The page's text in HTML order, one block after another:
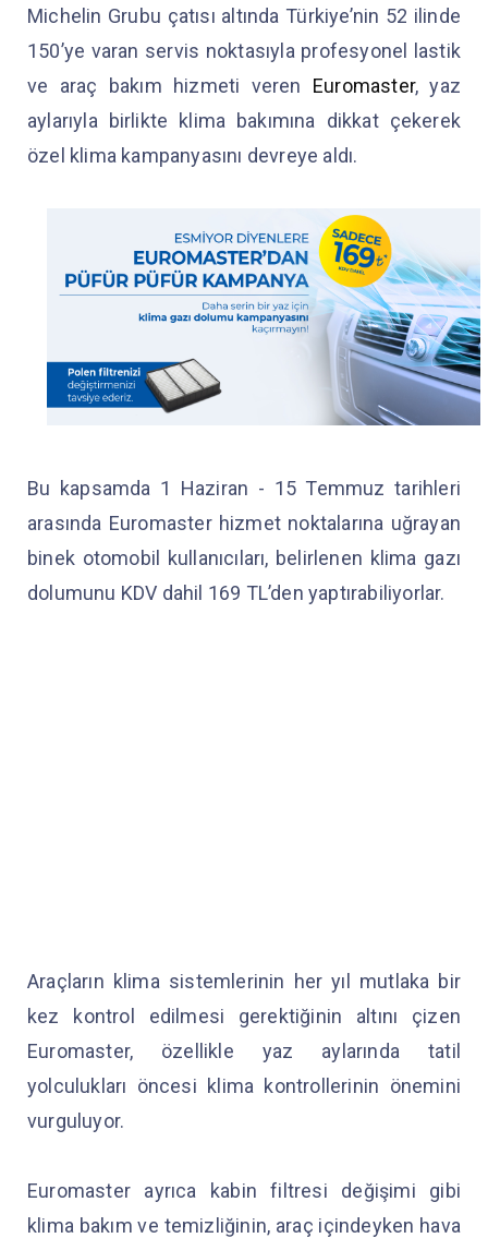
Michelin Grubu çatısı altında Türkiye’nin 52 ilinde
150’ye varan servis noktasıyla profesyonel lastik
ve araç bakım hizmeti veren Euromaster, yaz
aylarıyla birlikte klima bakımına dikkat çekerek
özel klima kampanyasını devreye aldı.
Bu kapsamda 1 Haziran - 15 Temmuz tarihleri
arasında Euromaster hizmet noktalarına uğrayan
binek otomobil kullanıcıları, belirlenen klima gazı
dolumunu KDV dahil 169 TL’den yaptırabiliyorlar.
Araçların klima sistemlerinin her yıl mutlaka bir
kez kontrol edilmesi gerektiğinin altını çizen
Euromaster, özellikle yaz aylarında tatil
yolculukları öncesi klima kontrollerinin önemini
vurguluyor.
Euromaster ayrıca kabin filtresi değişimi gibi
klima bakım ve temizliğinin, araç içindeyken hava